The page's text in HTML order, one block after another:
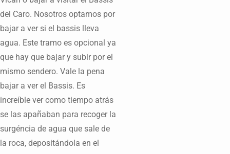
del Caro. Nosotros optamos por
bajar a ver si el bassis lleva
agua. Este tramo es opcional ya
que hay que bajar y subir por el
mismo sendero. Vale la pena
bajar a ver el Bassis. Es
increíble ver como tiempo atrás
se las apañaban para recoger la
surgéncia de agua que sale de
la roca, depositándola en el